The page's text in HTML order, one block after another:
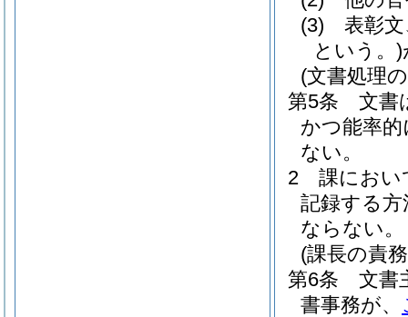
(3)
表彰
という。)
(文書処理
第5条
文書
かつ能率
ない。
2
課におい
記録する
ならない。
(課長の責
第6条
文書
書事務が、